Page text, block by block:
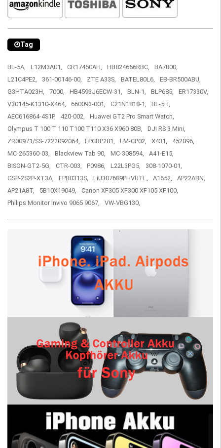
Tag
BL-5A, L12M3A01, CR17450AH, HB824666RBC,
BA7800,
L21C4PE2,
361-00146-00, ZTE A33S, BATEL80L6,
EB-BR500ABU,
G3HTA023H,
7000, HB4593J6ECW-31, BLN-1, BLP685,
ER17330V,
V30145-K1310-X464,
660093-001, C21N1818-1,
BL-5H,
AEC616864-4S1P,
420-002,
Huawei GT2 Pro Smart Watch,
Olympus T 100 T 110 T100 T110 X36 X960 80B,
DJI RS 3 Mini,
ZR00971/SS-7222092064,
FPCBP281, LM-CP02, X431,
452096,
MC-265360-03,
Blackview Tab 90, MC-308594,
A41-E15,
BISON-GT2-5G,
CTR-003, P0986, L22L3PG5,
308-1070-01,
GSP-2S2P-XT3A,
FPB0313S, LiU307689PHVUTL, A1652,
AP22ABN,
AP21A8T,
5B10X19049,
Canon XF305 XF300 XF105 XF100,
Philips Monitor Invivo 9065 9067,
VW-VBG130,